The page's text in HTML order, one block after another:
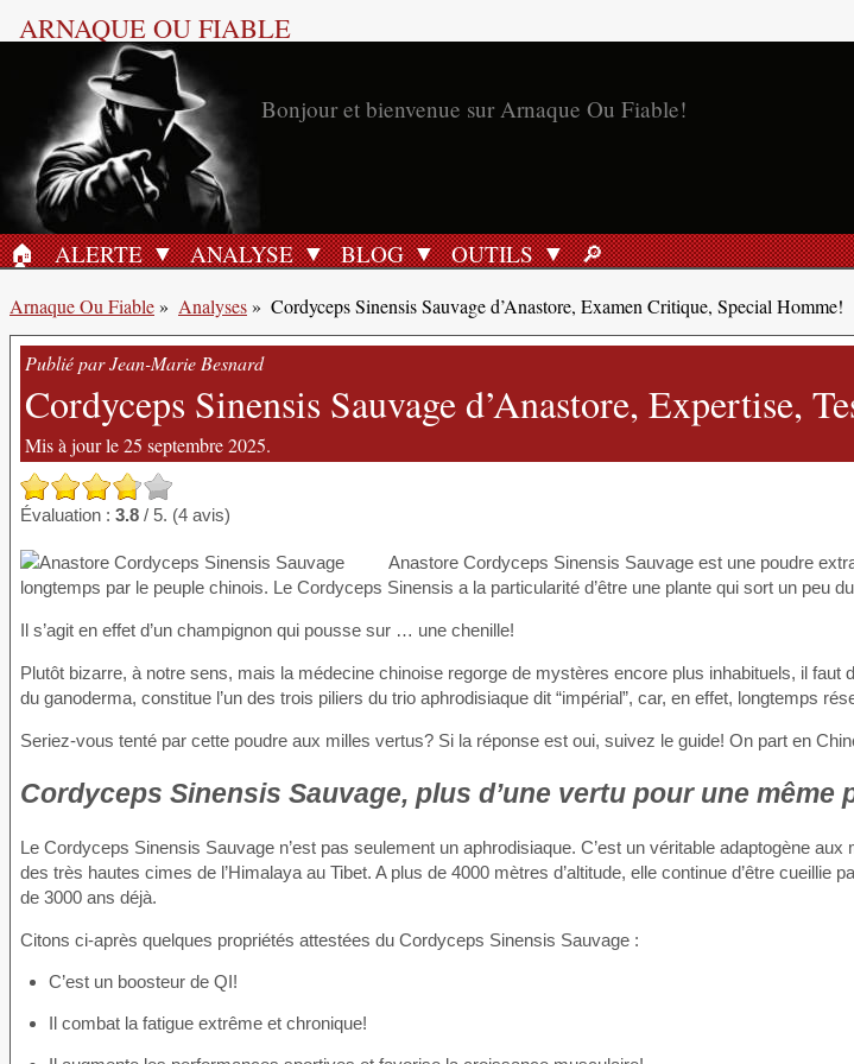
ARNAQUE OU FIABLE
ACCUEIL
🏠︎ ALERTE ANALYSE BLOG OUTILS RECHERCHER
🔎︎
Arnaque Ou Fiable» Analyses» Cordyceps Sinensis Sauvage d’Anastore, Examen Critique, Special Homme!
Publié par Jean-Marie Besnard
Cordyceps Sinensis Sauvage d’Anastore, Expertise,
Mis à jour le 25 septembre 2025.
Évaluation : 3.8 / 5. (4 avis)
Anastore Cordyceps Sinensis Sauvage est une poudre
longtemps par le peuple chinois. Le Cordyceps Sinensis a la particularité d’être une plante qui sort un peu
Il s’agit en effet d’un champignon qui pousse sur … une chenille!
Plutôt bizarre, à notre sens, mais la médecine chinoise regorge de mystères encore plus inhabituels, il faut
du ganoderma, constitue l’un des trois piliers du trio aphrodisiaque dit “impérial”, car, en effet, longtemps
Seriez-vous tenté par cette poudre aux milles vertus? Si la réponse est oui, suivez le guide! On part en
Cordyceps Sinensis Sauvage, plus d’une vertu pour une même
Le Cordyceps Sinensis Sauvage n’est pas seulement un aphrodisiaque. C’est un véritable adaptogène
des très hautes cimes de l’Himalaya au Tibet. A plus de 4000 mètres d’altitude, elle continue d’être cueillie
de 3000 ans déjà.
Citons ci-après quelques propriétés attestées du Cordyceps Sinensis Sauvage :
C’est un boosteur de QI!
Il combat la fatigue extrême et chronique!